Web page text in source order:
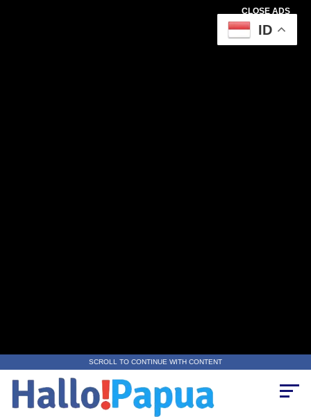
CLOSE ADS
SCROLL TO CONTINUE WITH CONTENT
ID